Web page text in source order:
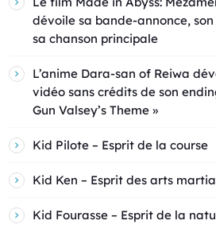
dévoile sa bande-annonce,
sa chanson principale
L’anime Dara-san of Reiwa
vidéo sans crédits de son
Gun Valsey’s Theme »
Kid Pilote – Esprit de la course
Kid Ken – Esprit des arts
Kid Fourasse – Esprit de la